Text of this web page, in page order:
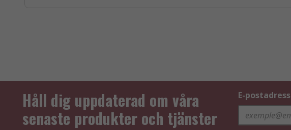
Håll dig uppdaterad om våra
senaste produkter och tjänster
E-postadress